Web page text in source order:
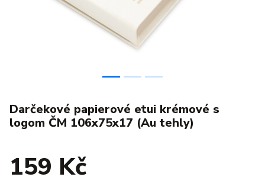
Darčekové papierové etui krémové s
logom ČM 106x75x17 (Au tehly)
159 Kč